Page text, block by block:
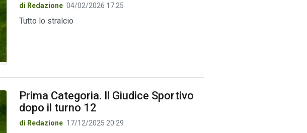
di Redazione 04/02/2026 17:25
Tutto lo stralcio
Prima Categoria. Il Giudice Sportivo
dopo il turno 12
di Redazione 17/12/2025 20:29